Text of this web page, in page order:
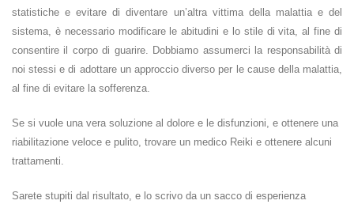
statistiche e evitare di diventare un’altra vittima della malattia e del
sistema, è necessario modificare le abitudini e lo stile di vita, al fine di
consentire il corpo di guarire. Dobbiamo assumerci la responsabilità di
noi stessi e di adottare un approccio diverso per le cause della malattia,
al fine di evitare la sofferenza.
Se si vuole una vera soluzione al dolore e le disfunzioni, e ottenere una
riabilitazione veloce e pulito, trovare un medico Reiki e ottenere alcuni
trattamenti.
Sarete stupiti dal risultato, e lo scrivo da un sacco di esperienza